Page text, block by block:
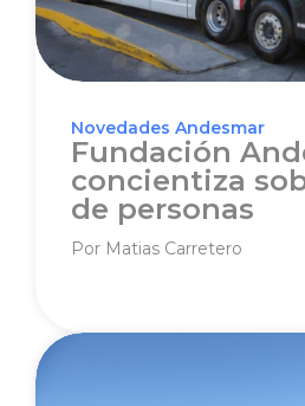
Novedades Andesmar
Fundación
concientiza
de personas
Por Matias Carretero